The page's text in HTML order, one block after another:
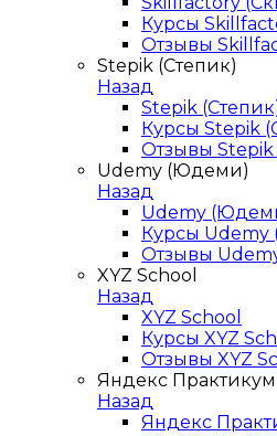
Курсы
Отзывы
Stepik (Степик)
Назад
Stepik
Курсы Stepik
Отзывы Stepik
Udemy (Юдеми)
Назад
Udemy
Курсы
Отзывы
XYZ School
Назад
XYZ School
Курсы XYZ
Отзывы XYZ
Яндекс Практикум
Назад
Яндекс